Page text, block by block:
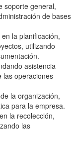
soporte general,
de bases
la planificación,
utilizando
asistencia
las operaciones
la organización,
para la empresa.
la recolección,
las